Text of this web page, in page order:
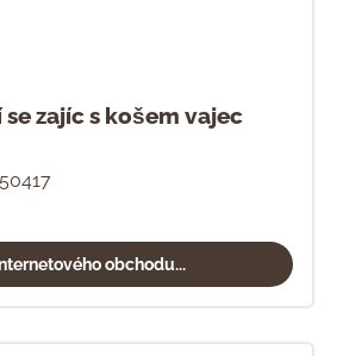
zajíc s košem vajec
obchodu...